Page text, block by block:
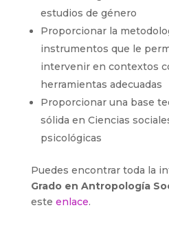
estudios de género
Proporcionar la
instrumentos que le
intervenir en contextos
herramientas adecuadas
Proporcionar una base
sólida en Ciencias
psicológicas
Puedes encontrar toda la
Grado en Antropología
este enlace.